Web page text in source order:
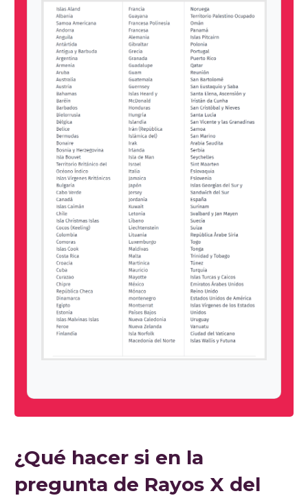
¿Qué hacer si en la
pregunta de Rayos X del